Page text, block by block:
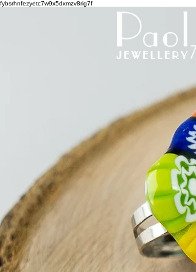
fybsrhnfezyetc7w9x5dxmzv8rig7f